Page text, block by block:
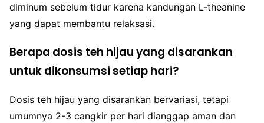
diminum sebelum tidur karena kandungan L-theanine
yang dapat membantu relaksasi.
Berapa dosis teh hijau yang disarankan
untuk dikonsumsi setiap hari?
Dosis teh hijau yang disarankan bervariasi, tetapi
umumnya 2-3 cangkir per hari dianggap aman dan